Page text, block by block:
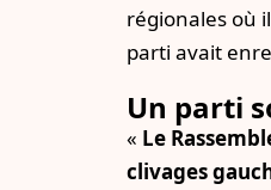
régionales où
parti avait
Un parti
« Le
clivages